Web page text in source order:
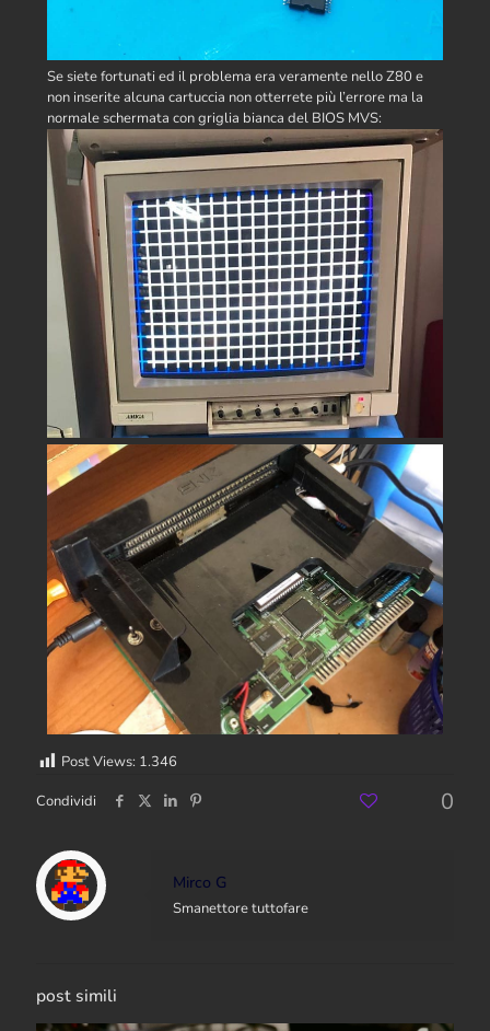
Se siete fortunati ed il problema era veramente nello Z80 e
non inserite alcuna cartuccia non otterrete più l’errore ma la
normale schermata con griglia bianca del BIOS MVS:
Post Views: 1.346
Condividi
0
Mirco G
Smanettore tuttofare
post simili